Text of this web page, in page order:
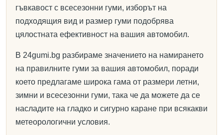
гъвкавост с всесезонни гуми, изборът на
подходящия вид и размер гуми подобрява
цялостната ефективност на вашия автомобил.
В 24gumi.bg разбираме значението на намирането
на правилните гуми за вашия автомобил, поради
което предлагаме широка гама от размери летни,
зимни и всесезонни гуми, така че да можете да се
насладите на гладко и сигурно каране при всякакви
метеорологични условия.